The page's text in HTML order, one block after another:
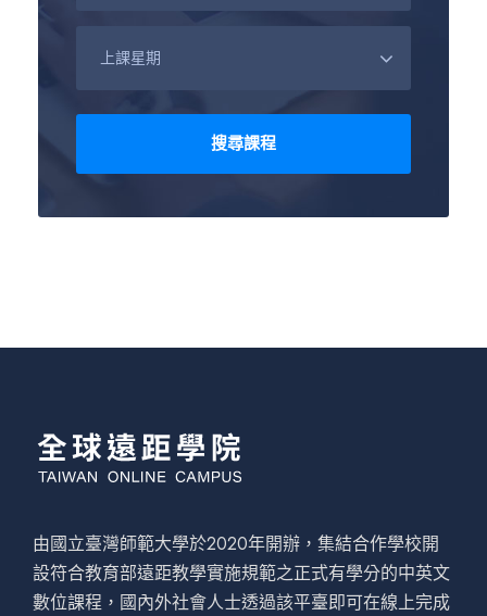
由國立臺灣師範大學於2020年開辦，集結合作學校開
設符合教育部遠距教學實施規範之正式有學分的中英文
數位課程，國內外社會人士透過該平臺即可在線上完成